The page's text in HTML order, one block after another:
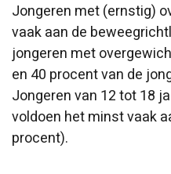
Jongeren met (ernstig)
vaak aan de
jongeren met
en 40 procent van de
Jongeren van 12 tot 18
voldoen het minst vaak
procent).